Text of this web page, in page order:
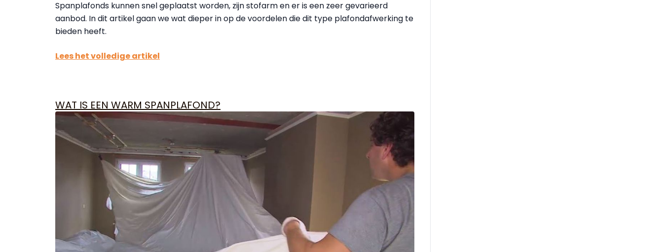
Spanplafonds kunnen snel geplaatst worden, zijn stofarm en er is een zeer gevarieerd
aanbod. In dit artikel gaan we wat dieper in op de voordelen die dit type plafondafwerking te
bieden heeft.
Lees het volledige artikel
WAT IS EEN WARM SPANPLAFOND?